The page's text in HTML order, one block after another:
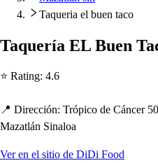
Taqueria el buen taco
Taquería EL Buen
⭐ Rating: 4.6
📍 Dirección: Trópico de Cáncer
Mazatlán Sinaloa
Ver en el sitio de DiDi Food